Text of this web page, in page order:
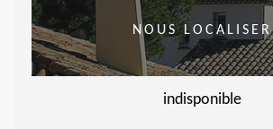
NOUS LOCALISER
indisponible